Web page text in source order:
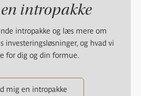
intropakke
intropakke og læs mere om
investeringsløsninger, og hvad vi
for dig og din formue.
mig en intropakke